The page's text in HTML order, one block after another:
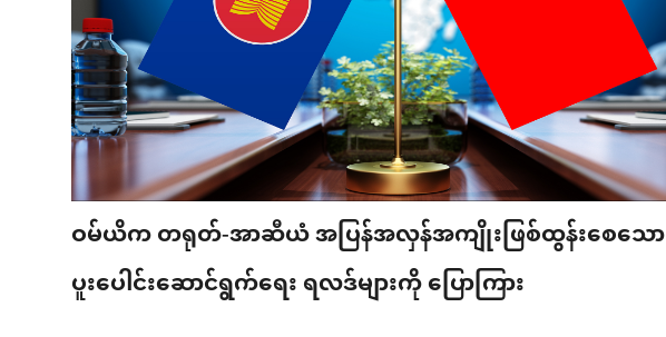
ဝမ်ယိက တရုတ်-အာဆီယံ အပြန်အလှန်အကျိုးဖြစ်ထွန်းစေသော
ပူးပေါင်းဆောင်ရွက်ရေး ရလဒ်များကို ပြောကြား